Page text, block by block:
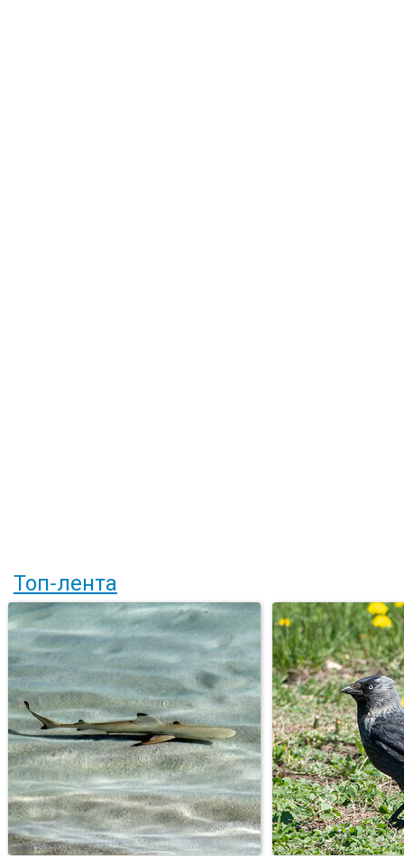
Топ-лента